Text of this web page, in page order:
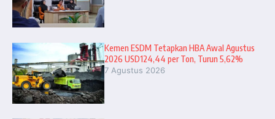
Kemen ESDM Tetapkan HBA Awal Agustus
2026 USD124,44 per Ton, Turun 5,62%
7 Agustus 2026